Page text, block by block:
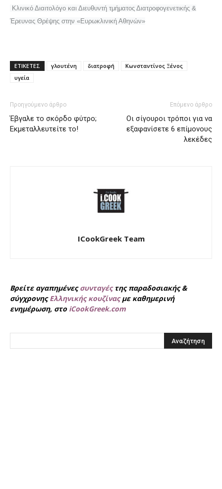
Κλινικό Διαιτολόγο και Διευθυντή τμήματος Διατροφογενετικής &
Έρευνας Θρέψης στην «Ευρωκλινική Αθηνών»
ΕΤΙΚΕΤΕΣ γλουτένη διατροφή
Κωνσταντίνος Ξένος
υγεία
Προηγούμενο άρθρο
Έβγαλε το σκόρδο φύτρο;
Εκμεταλλευτείτε το!
Επόμενο άρθρο
Οι σίγουροι τρόποι για να
εξαφανίσετε 6 επίμονους
λεκέδες
ICookGreek Team
Βρείτε αγαπημένεςσυνταγέςτης παραδοσιακής &
σύγχρονηςΕλληνικής κουζίναςμε καθημερινή
ενημέρωση, στο iCookGreek.com